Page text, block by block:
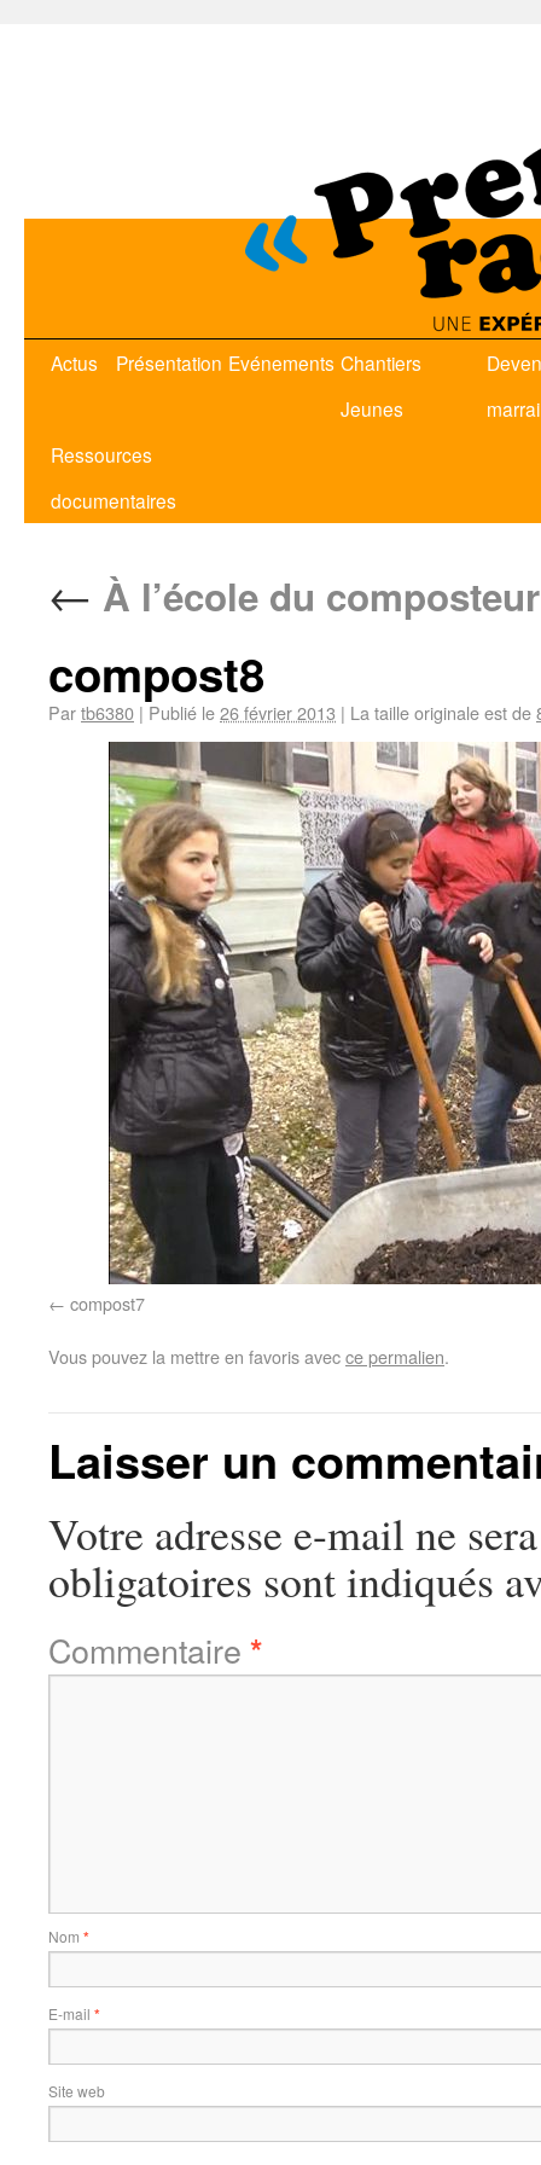
Actus Présentation Evénements Chantiers
Jeunes
Ressources
documentaires
← À l’école du composteur
compost8
Partb6380 | Publié le26 février 2013 | La taille originale est de
compost7
Vous pouvez la mettre en favoris avecce permalien.
Laisser un
Votre adresse e-mail ne
obligatoires sont indiqués
Commentaire *
Nom *
E-mail *
Site web